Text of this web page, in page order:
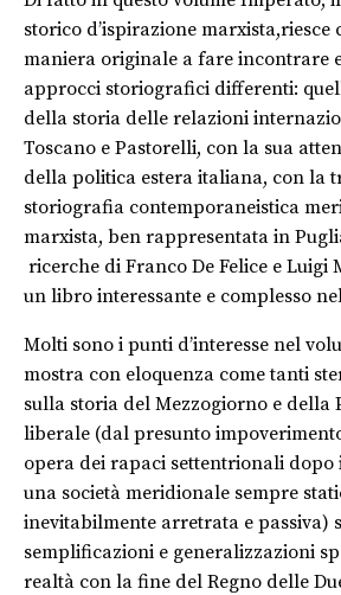
storico d’ispirazione marxista,riesce
maniera originale a fare incontrare
approcci storiografici differenti:
della storia delle relazioni
Toscano e Pastorelli, con la sua
della politica estera italiana, con la
storiografia contemporaneistica
marxista, ben rappresentata in
ricerche di Franco De Felice e Luigi
un libro interessante e complesso
Molti sono i punti d’interesse nel
mostra con eloquenza come tanti
sulla storia del Mezzogiorno e della
liberale (dal presunto
opera dei rapaci settentrionali dopo
una società meridionale sempre
inevitabilmente arretrata e passiva)
semplificazioni e generalizzazioni
realtà con la fine del Regno delle